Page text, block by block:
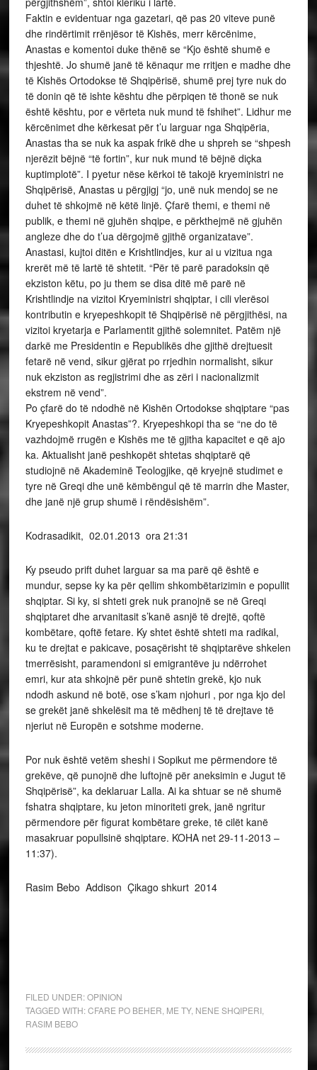
Faktin e evidentuar nga gazetari, që pas 20 viteve punë
dhe rindërtimit rrënjësor të Kishës, merr kërcënime,
Anastas e komentoi duke thënë se “Kjo është shumë e
thjeshtë. Jo shumë janë të kënaqur me rritjen e madhe dhe
të Kishës Ortodokse të Shqipërisë, shumë prej tyre nuk do
të donin që të ishte kështu dhe përpiqen të thonë se nuk
është kështu, por e vërteta nuk mund të fshihet”. Lidhur me
kërcënimet dhe kërkesat për t’u larguar nga Shqipëria,
Anastas tha se nuk ka aspak frikë dhe u shpreh se “shpesh
njerëzit bëjnë “të fortin”, kur nuk mund të bëjnë diçka
kuptimplotë”. I pyetur nëse kërkoi të takojë kryeministri ne
Shqipërisë, Anastas u përgjigj “jo, unë nuk mendoj se ne
duhet të shkojmë në këtë linjë. Çfarë themi, e themi në
publik, e themi në gjuhën shqipe, e përkthejmë në gjuhën
angleze dhe do t’ua dërgojmë gjithë organizatave”.
Anastasi, kujtoi ditën e Krishtlindjes, kur ai u vizitua nga
krerët më të lartë të shtetit. “Për të parë paradoksin që
ekziston këtu, po ju them se disa ditë më parë në
Krishtlindje na vizitoi Kryeministri shqiptar, i cili vlerësoi
kontributin e kryepeshkopit të Shqipërisë në përgjithësi, na
vizitoi kryetarja e Parlamentit gjithë solemnitet. Patëm një
darkë me Presidentin e Republikës dhe gjithë drejtuesit
fetarë në vend, sikur gjërat po rrjedhin normalisht, sikur
nuk ekziston as regjistrimi dhe as zëri i nacionalizmit
ekstrem në vend”.
Po çfarë do të ndodhë në Kishën Ortodokse shqiptare “pas
Kryepeshkopit Anastas”?. Kryepeshkopi tha se “ne do të
vazhdojmë rrugën e Kishës me të gjitha kapacitet e që ajo
ka. Aktualisht janë peshkopët shtetas shqiptarë që
studiojnë në Akademinë Teologjike, që kryejnë studimet e
tyre në Greqi dhe unë këmbëngul që të marrin dhe Master,
dhe janë një grup shumë i rëndësishëm”.
Kodrasadikit, 02.01.2013 ora 21:31
Ky pseudo prift duhet larguar sa ma parë që është e
mundur, sepse ky ka për qellim shkombëtarizimin e popullit
shqiptar. Si ky, si shteti grek nuk pranojnë se në Greqi
shqiptaret dhe arvanitasit s’kanë asnjë të drejtë, qoftë
kombëtare, qoftë fetare. Ky shtet është shteti ma radikal,
ku te drejtat e pakicave, posaçërisht të shqiptarëve shkelen
tmerrësisht, paramendoni si emigrantëve ju ndërrohet
emri, kur ata shkojnë për punë shtetin grekë, kjo nuk
ndodh askund në botë, ose s’kam njohuri , por nga kjo del
se grekët janë shkelësit ma të mëdhenj të të drejtave të
njeriut në Europën e sotshme moderne.
Por nuk është vetëm sheshi i Sopikut me përmendore të
grekëve, që punojnë dhe luftojnë për aneksimin e Jugut të
Shqipërisë”, ka deklaruar Lalla. Ai ka shtuar se në shumë
fshatra shqiptare, ku jeton minoriteti grek, janë ngritur
përmendore për figurat kombëtare greke, të cilët kanë
masakruar popullsinë shqiptare. KOHA net 29-11-2013 –
11:37).
Rasim Bebo Addison Çikago shkurt 2014
FILED UNDER:OPINION
TAGGED WITH:CFARE PO BEHER ME TY, NENE SHQIPERI,
RASIM BEBO